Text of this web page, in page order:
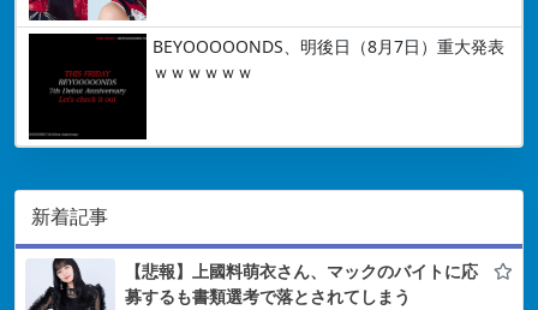
BEYOOOOONDS、明後日（8月7日）重大発表
ｗｗｗｗｗｗ
新着記事
【悲報】上國料萌衣さん、マックのバイトに応
募するも書類選考で落とされてしまう